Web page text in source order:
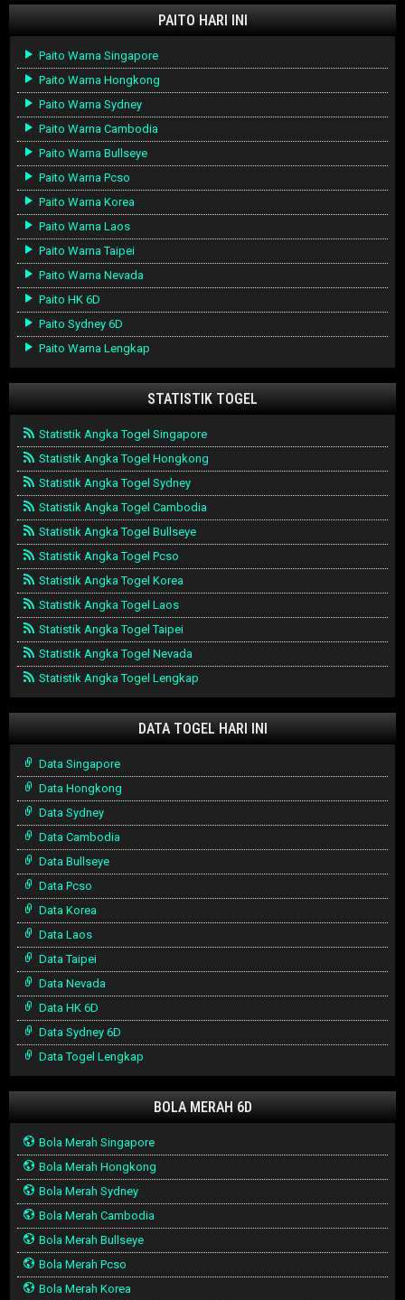
PAITO HARI INI
Paito Warna Singapore
Paito Warna Hongkong
Paito Warna Sydney
Paito Warna Cambodia
Paito Warna Bullseye
Paito Warna Pcso
Paito Warna Korea
Paito Warna Laos
Paito Warna Taipei
Paito Warna Nevada
Paito HK 6D
Paito Sydney 6D
Paito Warna Lengkap
STATISTIK TOGEL
Statistik Angka Togel Singapore
Statistik Angka Togel Hongkong
Statistik Angka Togel Sydney
Statistik Angka Togel Cambodia
Statistik Angka Togel Bullseye
Statistik Angka Togel Pcso
Statistik Angka Togel Korea
Statistik Angka Togel Laos
Statistik Angka Togel Taipei
Statistik Angka Togel Nevada
Statistik Angka Togel Lengkap
DATA TOGEL HARI INI
Data Singapore
Data Hongkong
Data Sydney
Data Cambodia
Data Bullseye
Data Pcso
Data Korea
Data Laos
Data Taipei
Data Nevada
Data HK 6D
Data Sydney 6D
Data Togel Lengkap
BOLA MERAH 6D
Bola Merah Singapore
Bola Merah Hongkong
Bola Merah Sydney
Bola Merah Cambodia
Bola Merah Bullseye
Bola Merah Pcso
Bola Merah Korea